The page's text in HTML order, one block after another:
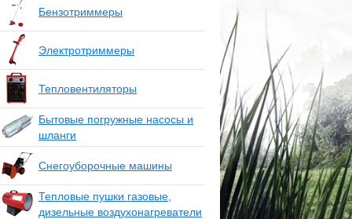
Бензотриммеры
Электротриммеры
Тепловентиляторы
Бытовые погружные насосы и
шланги
Снегоуборочные машины
Тепловые пушки газовые,
дизельные воздухонагреватели